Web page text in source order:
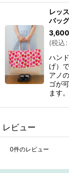
レッ
バッ
3,600
(税込:
ハン
げ）
アノ
ゴが
ます
レビュー
0件のレビュー